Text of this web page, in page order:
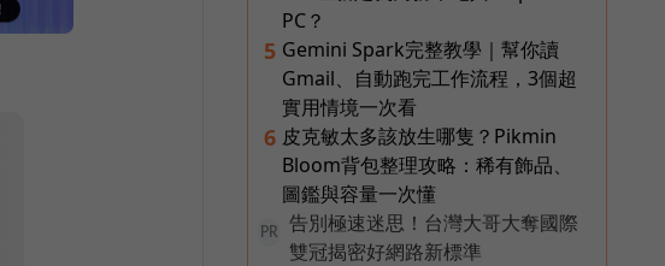
PC？
5 Gemini Spark完整教學｜幫你讀
Gmail、自動跑完工作流程，3個超
實用情境一次看
6 皮克敏太多該放生哪隻？Pikmin
Bloom背包整理攻略：稀有飾品、
圖鑑與容量一次懂
PR
告別極速迷思！台灣大哥大奪國際
雙冠揭密好網路新標準